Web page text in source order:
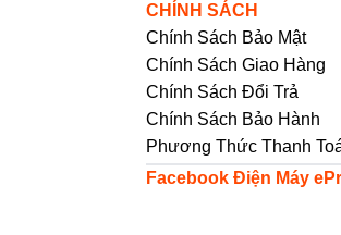
Thiết kế bếp từ với
Cảnh báo mặt bếp
xa, không chạm vào
Tự ngắt khi bếp nóng
CHÍNH SÁCH
Chính Sách Bảo Mật
Chính Sách Giao Hàng
Chính Sách Đổi Trả
Chính Sách Bảo Hành
Phương Thức Thanh
Facebook Điện Máy